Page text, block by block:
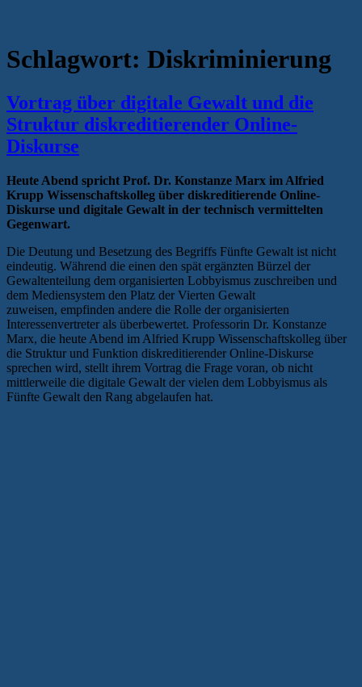
Schlagwort: Diskriminierung
Vortrag über digitale Gewalt und die
Struktur diskreditierender Online-
Diskurse
Heute Abend spricht Prof. Dr. Konstanze Marx im Alfried
Krupp Wissenschaftskolleg über diskreditierende Online-
Diskurse und digitale Gewalt in der technisch vermittelten
Gegenwart.
Die Deutung und Besetzung des Begriffs Fünfte Gewalt ist nicht
eindeutig. Während die einen den spät ergänzten Bürzel der
Gewaltenteilung dem organisierten Lobbyismus zuschreiben und
dem Mediensystem den Platz der Vierten Gewalt
zuweisen, empfinden andere die Rolle der organisierten
Interessenvertreter als überbewertet. Professorin Dr. Konstanze
Marx, die heute Abend im Alfried Krupp Wissenschaftskolleg über
die Struktur und Funktion diskreditierender Online-Diskurse
sprechen wird, stellt ihrem Vortrag die Frage voran, ob nicht
mittlerweile die digitale Gewalt der vielen dem Lobbyismus als
Fünfte Gewalt den Rang abgelaufen hat.